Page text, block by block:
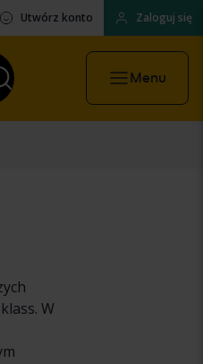
Utwórz konto Zaloguj się
Menu
W